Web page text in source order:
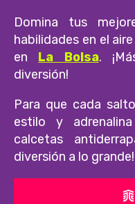
Domina tus
habilidades en el
en La Bolsa.
diversión!
Para que cada
estilo y
calcetas
diversión a lo grande!